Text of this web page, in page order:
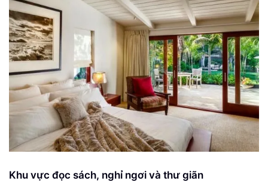
Khu vực đọc sách, nghỉ ngơi và thư giãn